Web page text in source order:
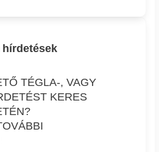
TÉGLA-, VAGY
KERES